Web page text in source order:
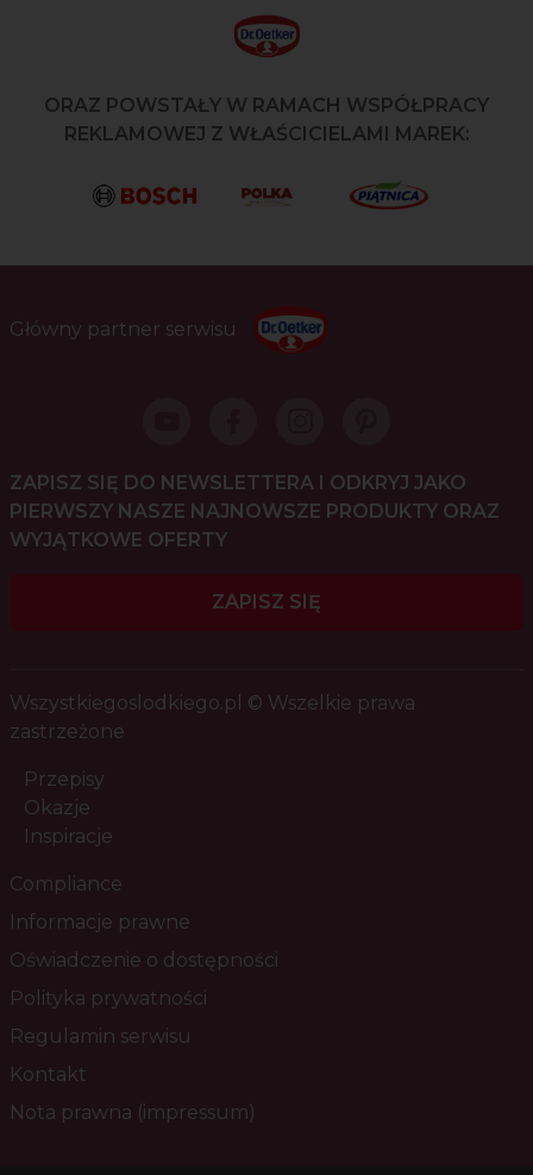
ORAZ POWSTAŁY W RAMACH WSPÓŁPRACY
REKLAMOWEJ Z WŁAŚCICIELAMI MAREK:
Główny partner serwisu
ZAPISZ SIĘ DO NEWSLETTERA I ODKRYJ JAKO
PIERWSZY NASZE NAJNOWSZE PRODUKTY ORAZ
WYJĄTKOWE OFERTY
ZAPISZ SIĘ
Wszystkiegoslodkiego.pl © Wszelkie prawa
zastrzeżone
Przepisy
Okazje
Inspiracje
Compliance
Informacje prawne
Oświadczenie o dostępności
Polityka prywatności
Regulamin serwisu
Kontakt
Nota prawna (impressum)